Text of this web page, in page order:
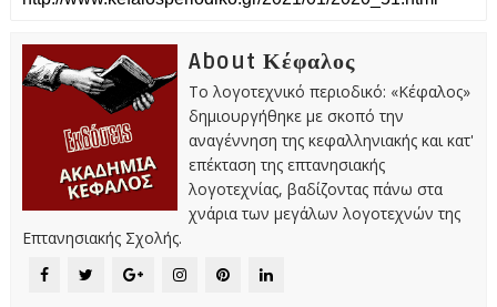
About Κέφαλος
Το λογοτεχνικό περιοδικό: «Κέφαλος»
δημιουργήθηκε με σκοπό την
αναγέννηση της κεφαλληνιακής και κατ'
επέκταση της επτανησιακής
λογοτεχνίας, βαδίζοντας πάνω στα
χνάρια των μεγάλων λογοτεχνών της
Επτανησιακής Σχολής.